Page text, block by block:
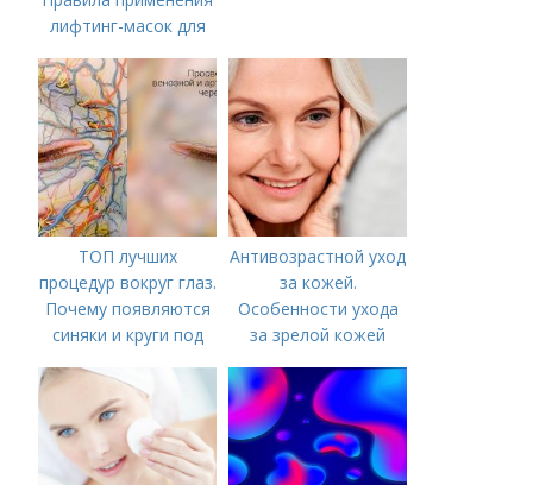
лифтинг-масок для
ТОП лучших
процедур вокруг глаз.
Почему появляются
синяки и круги под
Антивозрастной уход
за кожей.
Особенности ухода
за зрелой кожей